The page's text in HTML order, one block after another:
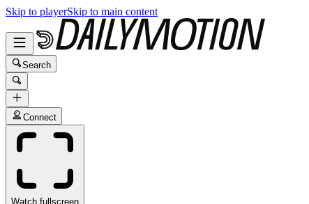
Skip to playerSkip to main content
Search
Connect
Watch fullscreen